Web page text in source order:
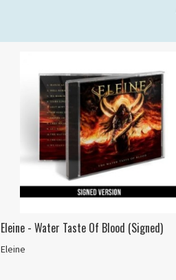
Eleine - Water Taste Of Blood (Signed)
Eleine